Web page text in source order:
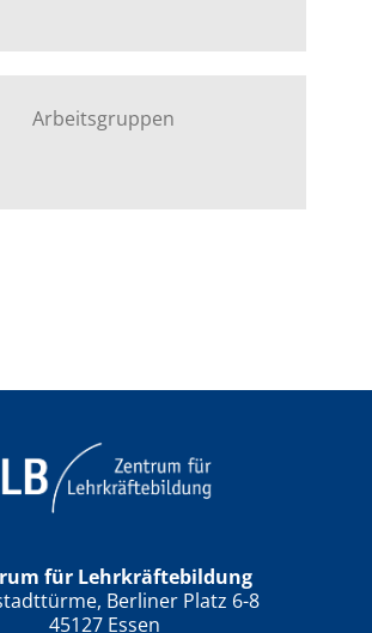
Arbeitsgruppen
für Lehrkräftebildung
Berliner Platz 6-8
45127 Essen